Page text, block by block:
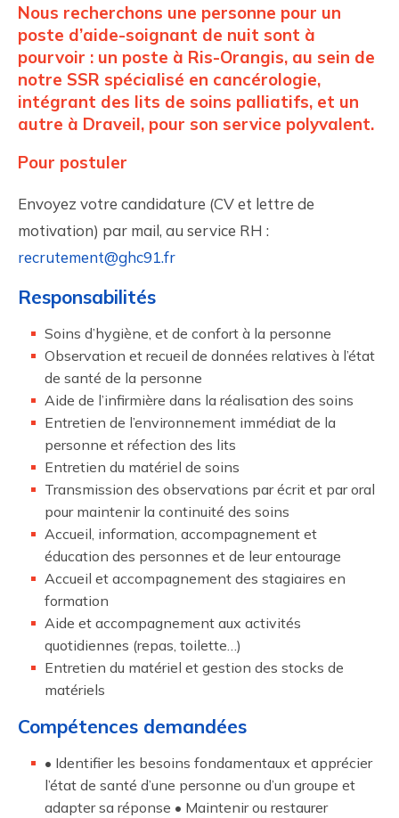
Nous recherchons une personne pour un
poste d’aide-soignant de nuit sont à
pourvoir : un poste à Ris-Orangis, au sein de
notre SSR spécialisé en cancérologie,
intégrant des lits de soins palliatifs, et un
autre à Draveil, pour son service polyvalent.
Pour postuler
Envoyez votre candidature (CV et lettre de
motivation) par mail, au service RH :
recrutement@ghc91.fr
Responsabilités
Soins d’hygiène, et de confort à la personne
Observation et recueil de données relatives à l’état
de santé de la personne
Aide de l’infirmière dans la réalisation des soins
Entretien de l’environnement immédiat de la
personne et réfection des lits
Entretien du matériel de soins
Transmission des observations par écrit et par oral
pour maintenir la continuité des soins
Accueil, information, accompagnement et
éducation des personnes et de leur entourage
Accueil et accompagnement des stagiaires en
formation
Aide et accompagnement aux activités
quotidiennes (repas, toilette…)
Entretien du matériel et gestion des stocks de
matériels
Compétences demandées
• Identifier les besoins fondamentaux et apprécier
l’état de santé d’une personne ou d’un groupe et
adapter sa réponse • Maintenir ou restaurer